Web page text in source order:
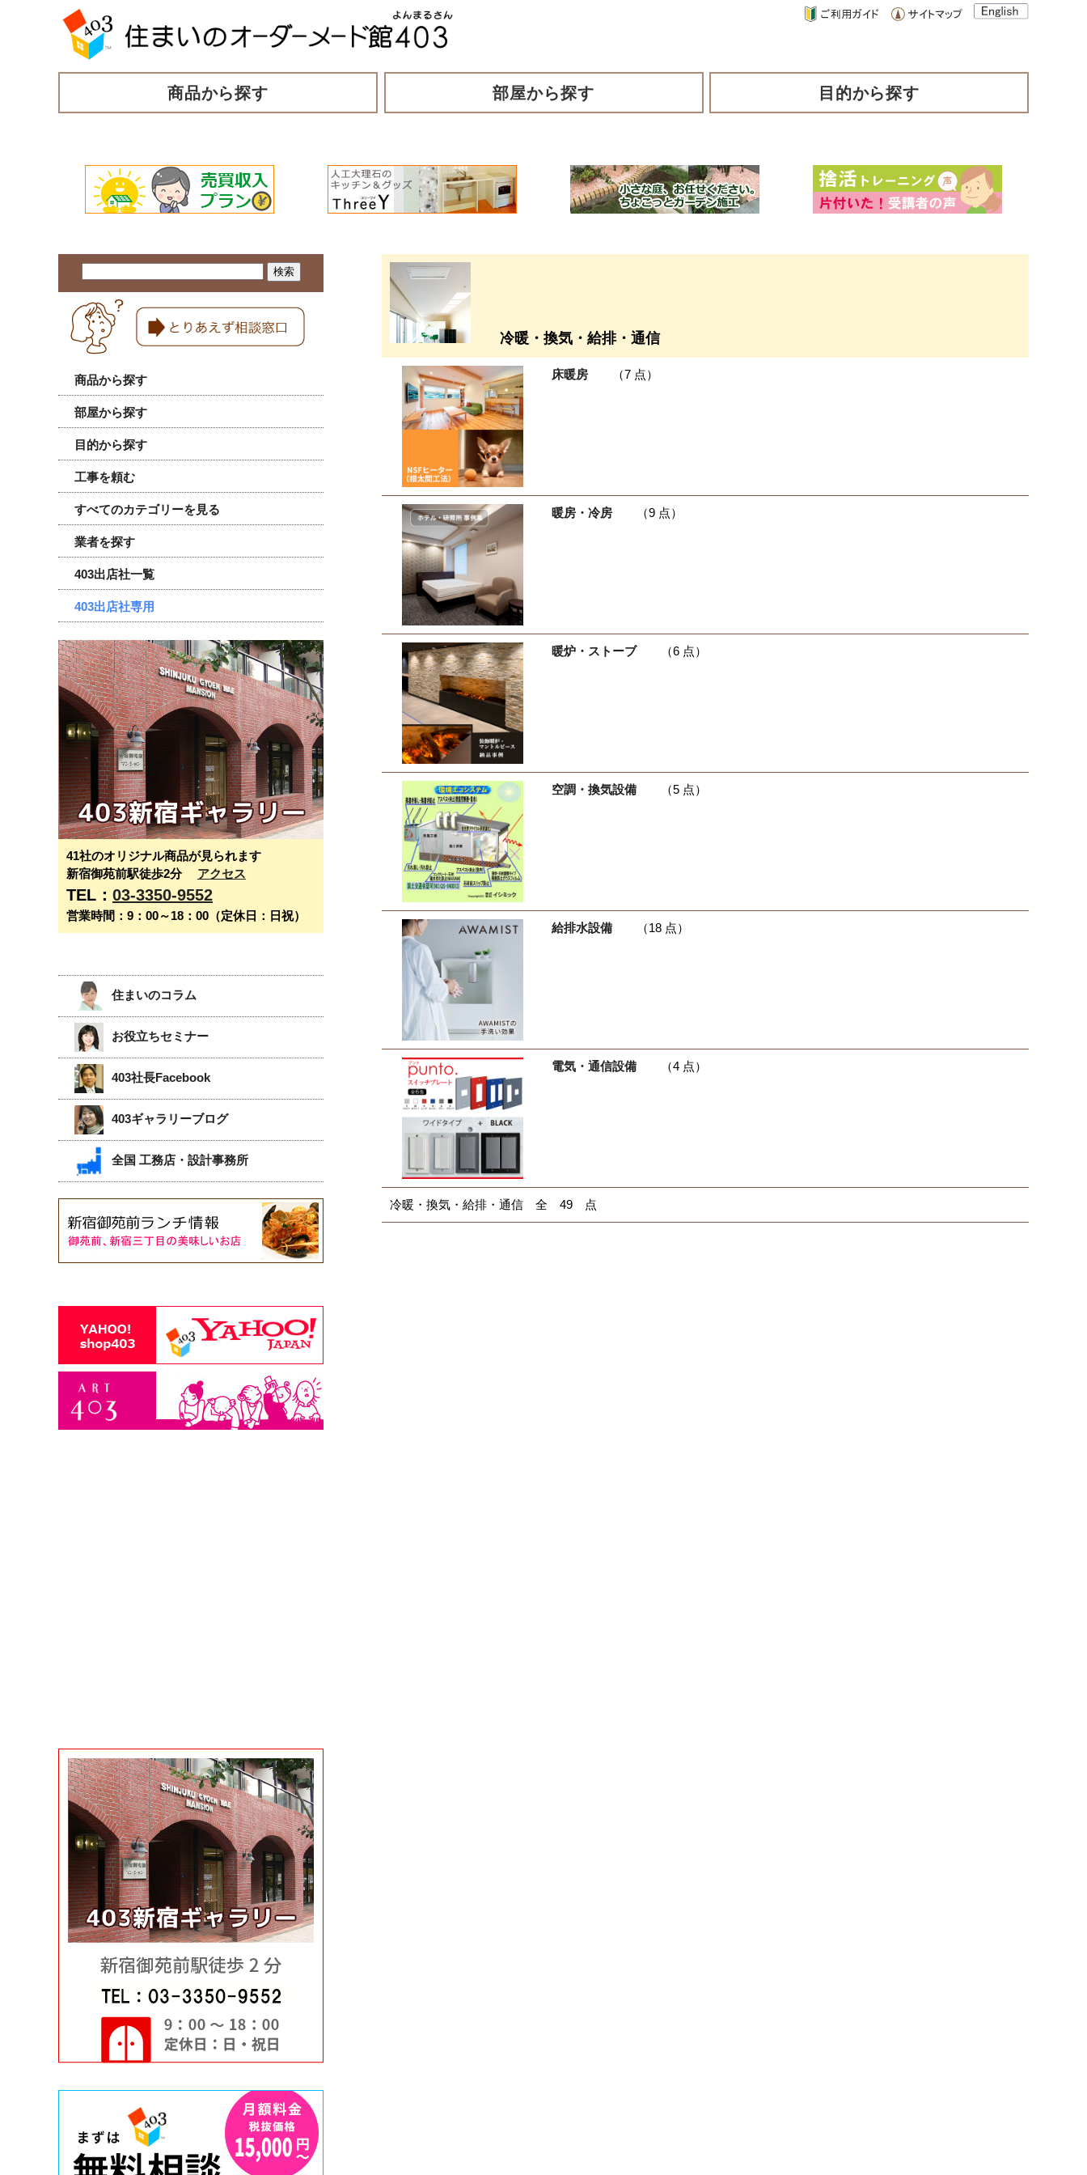
商品から探す 部屋から探す 目的から探す
商品から探す
部屋から探す
目的から探す
工事を頼む
すべてのカテゴリーを見る
業者を探す
403出店社一覧
403出店社専用
41社のオリジナル商品が見られます
新宿御苑前駅徒歩2分 アクセス
TEL： 03-3350-9552
営業時間：9：00～18：00（定休日：日祝）
住まいのコラム
お役立ちセミナー
403社長Facebook
403ギャラリーブログ
全国 工務店・設計事務所
冷暖・換気・給排・通信
床暖房 （7 点）
暖房・冷房 （9 点）
暖炉・ストーブ（6 点）
空調・換気設備 （5 点）
給排水設備 （18 点）
電気・通信設備 （4 点）
冷暖・換気・給排・通信 全 49 点